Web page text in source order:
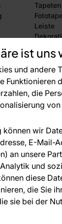
ist uns
und andere
Funktionieren
die
können wir
E-Mail-
an unsere
und
diese
die Sie
sie bei der
Tapeten
Leiste
Zubehör
ÜBER
helfen Ihnen